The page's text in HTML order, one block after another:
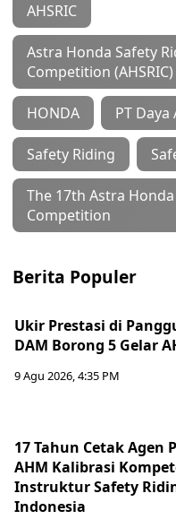
AHSRIC
Astra Honda Safety
Competition (AHSRIC)
HONDA PT
Safety Riding
The 17th Astra
Competition
Berita Populer
Ukir Prestasi di
DAM Borong 5 Gelar
9 Agu 2026, 4:35 PM
17 Tahun Cetak Agen
AHM Kalibrasi
Instruktur Safety
Indonesia